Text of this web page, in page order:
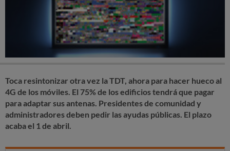
Toca resintonizar otra vez la TDT, ahora para hacer hueco al
4G de los móviles. El 75% de los edificios tendrá que pagar
para adaptar sus antenas. Presidentes de comunidad y
administradores deben pedir las ayudas públicas. El plazo
acaba el 1 de abril.